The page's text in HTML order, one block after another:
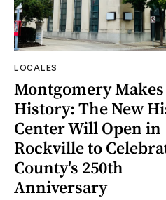
LOCALES
Montgomery Makes
History: The New
Center Will Open in
Rockville to
County's 250th
Anniversary